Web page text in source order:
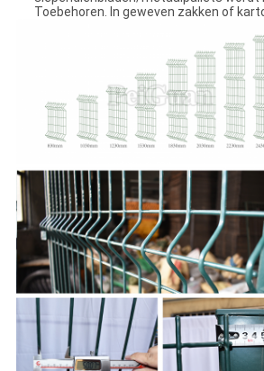
Toebehoren. In geweven zakken of